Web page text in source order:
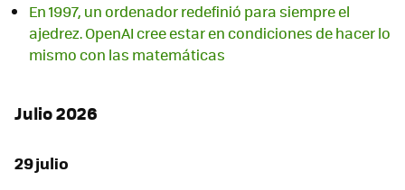
En 1997, un ordenador redefinió para siempre el
ajedrez. OpenAI cree estar en condiciones de hacer lo
mismo con las matemáticas
Julio 2026
29 julio